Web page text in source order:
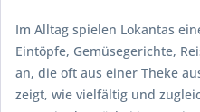
Im Alltag spielen Lokantas
Eintöpfe, Gemüsegerichte,
an, die oft aus einer Theke
zeigt, wie vielfältig und